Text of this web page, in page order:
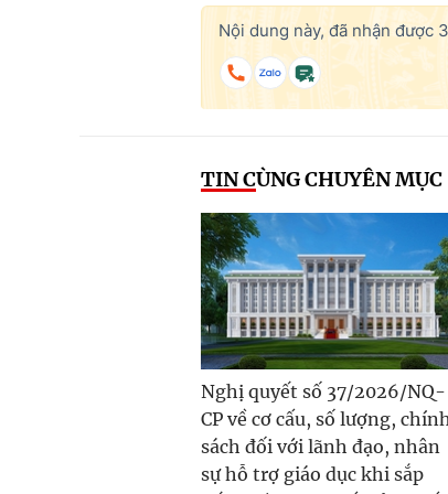
Nội dung này, đã nhận được
TIN CÙNG CHUYÊN MỤC
Nghị quyết số 37/2026/NQ-
CP về cơ cấu, số lượng, chính
sách đối với lãnh đạo, nhân
sự hỗ trợ giáo dục khi sắp